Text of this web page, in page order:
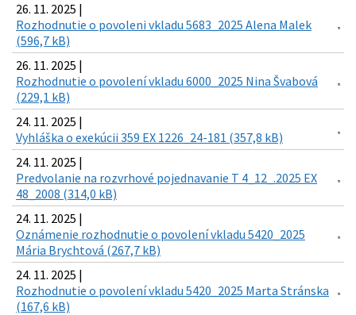
26. 11. 2025 |
Rozhodnutie o povoleni vkladu 5683_2025 Alena Malek
(596,7 kB)
26. 11. 2025 |
Rozhodnutie o povolení vkladu 6000_2025 Nina Švabová
(229,1 kB)
24. 11. 2025 |
Vyhláška o exekúcii 359 EX 1226_24-181 (357,8 kB)
24. 11. 2025 |
Predvolanie na rozvrhové pojednavanie T 4_12_.2025 EX
48_2008 (314,0 kB)
24. 11. 2025 |
Oznámenie rozhodnutie o povolení vkladu 5420_2025
Mária Brychtová (267,7 kB)
24. 11. 2025 |
Rozhodnutie o povolení vkladu 5420_2025 Marta Stránska
(167,6 kB)